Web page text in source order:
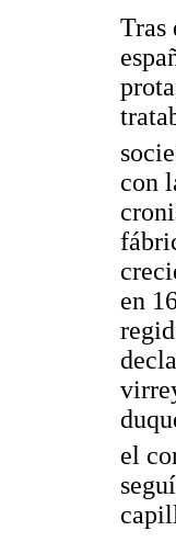
Tras
con
en
el